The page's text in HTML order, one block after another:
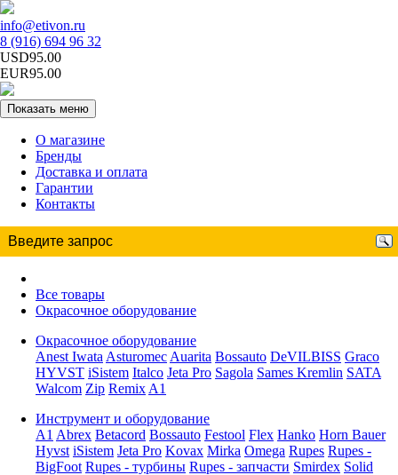
info@etivon.ru
8 (916) 694 96 32
USD95.00
EUR95.00
Показать меню
О магазине
Бренды
Доставка и оплата
Гарантии
Контакты
Все товары
Окрасочное оборудование
Окрасочное оборудование
Anest Iwata Asturomec Auarita Bossauto DeVILBISS Graco
HYVST iSistem Italco Jeta Pro Sagola Sames Kremlin SATA
Walcom Zip Remix A1
Инструмент и оборудование
A1 Abrex Betacord Bossauto Festool Flex Hanko Horn Bauer
Hyvst iSistem Jeta Pro Kovax Mirka Omega Rupes Rupes -
BigFoot Rupes - турбины Rupes - запчасти Smirdex Solid